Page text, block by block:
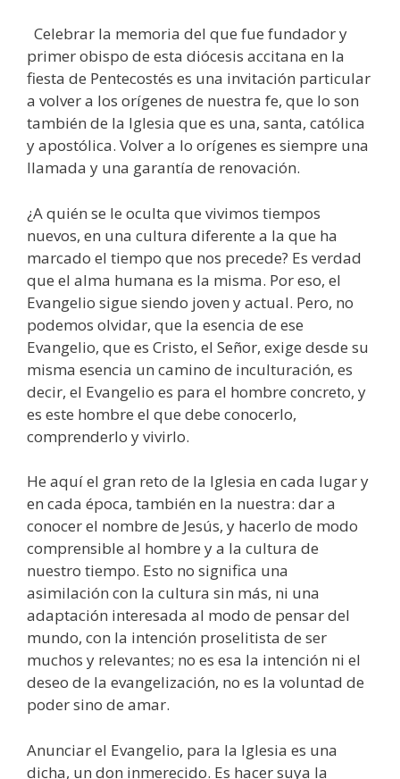
Celebrar la memoria del que fue fundador y
primer obispo de esta diócesis accitana en la
fiesta de Pentecostés es una invitación particular
a volver a los orígenes de nuestra fe, que lo son
también de la Iglesia que es una, santa, católica
y apostólica. Volver a lo orígenes es siempre una
llamada y una garantía de renovación.
¿A quién se le oculta que vivimos tiempos
nuevos, en una cultura diferente a la que ha
marcado el tiempo que nos precede? Es verdad
que el alma humana es la misma. Por eso, el
Evangelio sigue siendo joven y actual. Pero, no
podemos olvidar, que la esencia de ese
Evangelio, que es Cristo, el Señor, exige desde su
misma esencia un camino de inculturación, es
decir, el Evangelio es para el hombre concreto, y
es este hombre el que debe conocerlo,
comprenderlo y vivirlo.
He aquí el gran reto de la Iglesia en cada lugar y
en cada época, también en la nuestra: dar a
conocer el nombre de Jesús, y hacerlo de modo
comprensible al hombre y a la cultura de
nuestro tiempo. Esto no significa una
asimilación con la cultura sin más, ni una
adaptación interesada al modo de pensar del
mundo, con la intención proselitista de ser
muchos y relevantes; no es esa la intención ni el
deseo de la evangelización, no es la voluntad de
poder sino de amar.
Anunciar el Evangelio, para la Iglesia es una
dicha, un don inmerecido. Es hacer suya la